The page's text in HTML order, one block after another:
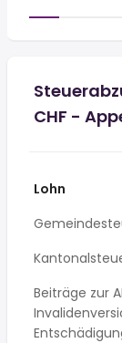
CHF -
Lohn
Beiträge zur